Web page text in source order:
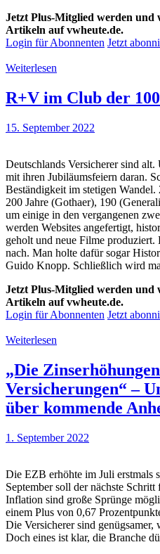
Jetzt Plus-Mitglied werden und
Artikeln auf vwheute.de.
Login für Abonnenten Jetzt
Weiterlesen
R+V im Club der
15. September 2022
Deutschlands Versicherer sind
mit ihren Jubiläumsfeiern daran.
Beständigkeit im stetigen
200 Jahre (Gothaer), 190
um einige in den vergangenen
werden Websites angefertigt,
geholt und neue Filme
nach. Man holte dafür sogar
Guido Knopp. Schließlich wird
Jetzt Plus-Mitglied werden und
Artikeln auf vwheute.de.
Login für Abonnenten Jetzt
Weiterlesen
„Die
Versicherungen“ –
über kommende
1. September 2022
Die EZB erhöhte im Juli erstmals
September soll der nächste
Inflation sind große Sprünge
einem Plus von 0,67
Die Versicherer sind
Doch eines ist klar, die Branche